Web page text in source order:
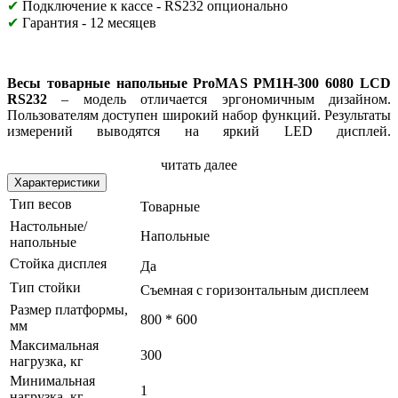
✔ Подключение к кассе - RS232 опционально
✔ Гарантия - 12 месяцев
Весы товарные напольные ProMAS PM1H-300 6080 LCD
RS232 – модель отличается эргономичным дизайном.
Пользователям доступен широкий набор функций. Результаты
измерений выводятся на яркий LED дисплей.
к базе используется интерфейс RS232. Совместимы с Эвотор.
Отлично подойдут для торговли, для магазина, склада,
производства, заведений общепита, сельского хозяйства,
взвешивания овощей, фруктов, мяса и рыбы, для рынка и
выездной торговли.
Модификации модели:
- 300кг. Точность 100гр.Платформа 600*500
- 300кг. Точность 100гр. Платформа 800*600
читать далее
Характеристики
Тип весов
Товарные
Настольные/
напольные
Напольные
Стойка дисплея
Да
Тип стойки
Съемная с горизонтальным дисплеем
Размер платформы,
мм
800 * 600
Максимальная
нагрузка, кг
300
Минимальная
1